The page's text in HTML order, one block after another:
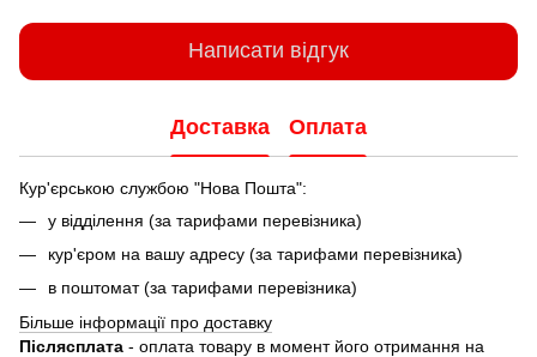
Написати відгук
Доставка Оплата
Кур'єрською службою "Нова Пошта":
у відділення (за тарифами перевізника)
кур'єром на вашу адресу (за тарифами перевізника)
в поштомат (за тарифами перевізника)
Більше інформації про доставку
Післясплата - оплата товару в момент його отримання на